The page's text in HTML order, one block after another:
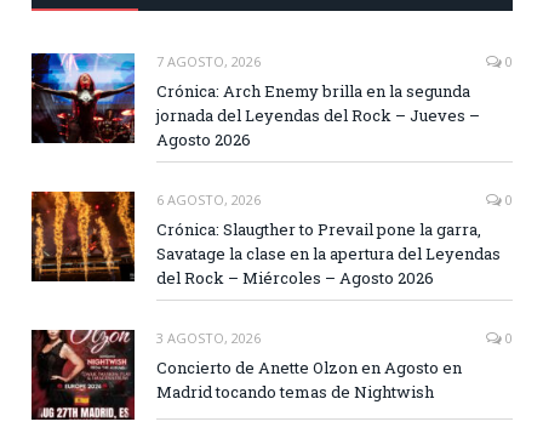
7 AGOSTO, 2026 0
Crónica: Arch Enemy brilla en la segunda
jornada del Leyendas del Rock – Jueves –
Agosto 2026
6 AGOSTO, 2026 0
Crónica: Slaugther to Prevail pone la garra,
Savatage la clase en la apertura del Leyendas
del Rock – Miércoles – Agosto 2026
3 AGOSTO, 2026 0
Concierto de Anette Olzon en Agosto en
Madrid tocando temas de Nightwish